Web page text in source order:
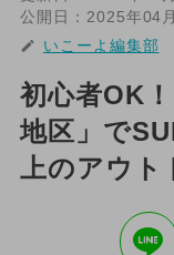
公開日： 2025年04
いこーよ編集部
初心者OK
地区」で
上のアウト